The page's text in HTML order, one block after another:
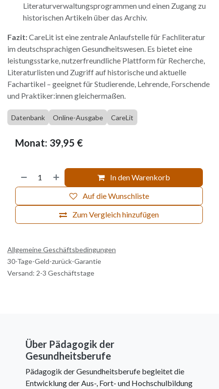
Literaturverwaltungsprogrammen und einen Zugang zu
historischen Artikeln über das Archiv.
Fazit:CareLit ist eine zentrale Anlaufstelle für Fachliteratur
im deutschsprachigen Gesundheitswesen. Es bietet eine
leistungsstarke, nutzerfreundliche Plattform für Recherche,
Literaturlisten und Zugriff auf historische und aktuelle
Fachartikel – geeignet für Studierende, Lehrende, Forschende
und Praktiker:innen gleichermaßen.
Datenbank Online-Ausgabe CareLit
In den Warenkorb
Zum Vergleich hinzufügen
Auf die Wunschliste
Monat: 39,95 €
Allgemeine Geschäftsbedingungen
30-Tage-Geld-zurück-Garantie
Versand: 2-3 Geschäftstage
Über Pädagogik der
Gesundheitsberufe
Pädagogik der Gesundheitsberufe begleitet die
Entwicklung der Aus-, Fort- und Hochschulbildung